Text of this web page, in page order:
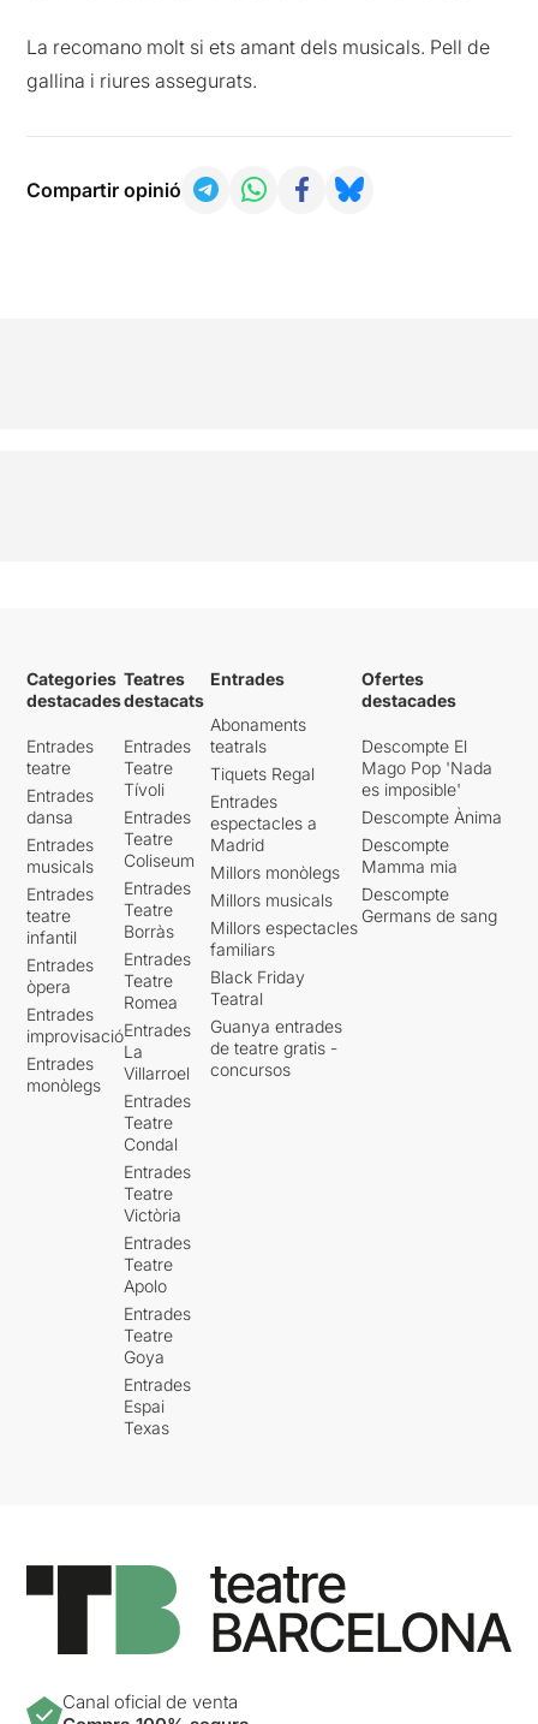
La recomano molt si ets amant dels musicals. Pell de
gallina i riures assegurats.
Compartir opinió
Categories
destacades
Entrades
teatre
Entrades
dansa
Entrades
musicals
Entrades
teatre
infantil
Entrades
òpera
Entrades
improvisació
Entrades
monòlegs
Teatres
destacats
Entrades
Teatre
Tívoli
Entrades
Teatre
Coliseum
Entrades
Teatre
Borràs
Entrades
Teatre
Romea
Entrades
La
Villarroel
Entrades
Teatre
Condal
Entrades
Teatre
Victòria
Entrades
Teatre
Apolo
Entrades
Teatre
Goya
Entrades
Espai
Texas
Entrades
Abonaments
teatrals
Tiquets Regal
Entrades
espectacles a
Madrid
Millors monòlegs
Millors musicals
Millors espectacles
familiars
Black Friday
Teatral
Guanya entrades
de teatre gratis -
concursos
Ofertes
destacades
Descompte El
Mago Pop 'Nada
es imposible'
Descompte Ànima
Descompte
Mamma mia
Descompte
Germans de sang
Canal oficial de venta